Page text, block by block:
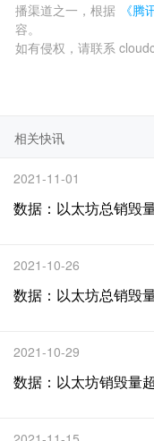
播渠道之一，根据
《腾
容。
如有侵权，请联系
相关快讯
2021-11-01
数据：以太坊总销毁
2021-10-26
数据：以太坊总销毁
2021-10-29
数据：以太坊销毁量